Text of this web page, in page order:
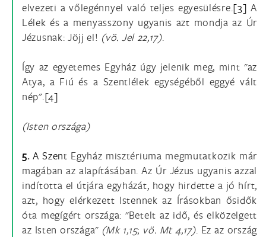
elvezeti a vőlegénnyel való teljes egyesülésre.[3] A
Lélek és a menyasszony ugyanis azt mondja az Úr
Jézusnak: Jöjj el! (vö. Jel 22,17).
Így az egyetemes Egyház úgy jelenik meg, mint "az
Atya, a Fiú és a Szentlélek egységéből eggyé vált
nép".[4]
(Isten országa)
5. A Szent Egyház misztériuma megmutatkozik már
magában az alapításában. Az Úr Jézus ugyanis azzal
indította el útjára egyházát, hogy hirdette a jó hírt,
azt, hogy elérkezett Istennek az Írásokban ősidők
óta megígért országa: "Betelt az idő, és elközelgett
az Isten országa" (Mk 1,15; vö. Mt 4,17). Ez az ország